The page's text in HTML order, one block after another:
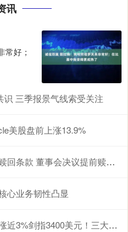
讯
好；
识 三季报景气线索受关注
美股盘前上涨13.9%
事会决议提前赎回优化资本结构
心业务韧性凸显
核爆级因素点燃避险狂潮，历史性行情正在酝酿